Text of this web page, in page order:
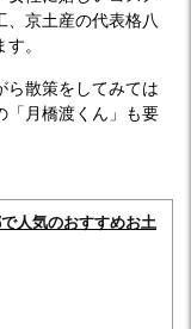
、京土産の代表格八
。
ら散策をしてみては
「月橋渡くん」も要
人気のおすすめお土